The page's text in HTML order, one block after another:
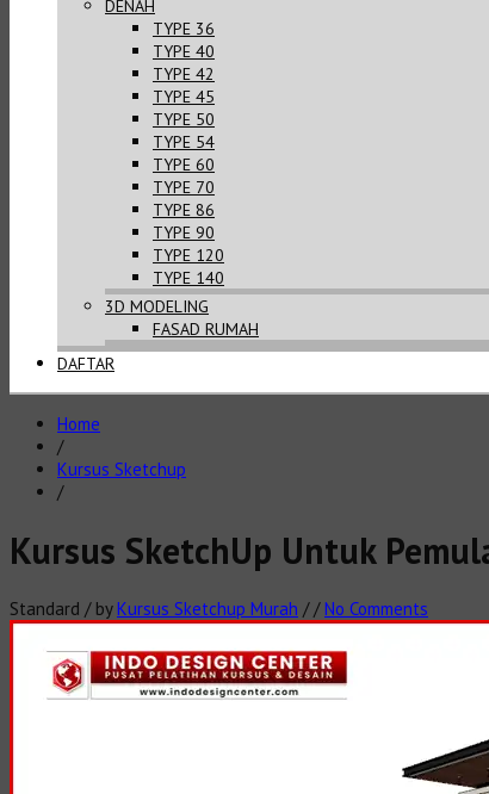
DENAH
TYPE 36
TYPE 40
TYPE 42
TYPE 45
TYPE 50
TYPE 54
TYPE 60
TYPE 70
TYPE 86
TYPE 90
TYPE 120
TYPE 140
3D MODELING
FASAD RUMAH
DAFTAR
Home
/
Kursus Sketchup
/
Kursus SketchUp Untuk
Standard / byKursus Sketchup Murah //No Comments